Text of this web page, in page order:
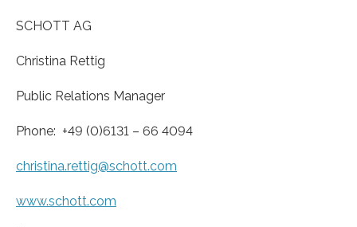
SCHOTT AG
Christina Rettig
Public Relations Manager
Phone: +49 (0)6131 – 66 4094
christina.rettig@schott.com
www.schott.com